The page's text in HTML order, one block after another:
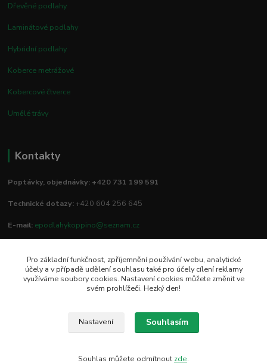
Dřevěné podlahy
Laminátové podlahy
Hybridní podlahy
Koberce metrážové
Kobercové čtverce
Umělé trávy
Kontakty
Poptávky, objednávky: +420 731 199 591
Technické dotazy:+420 604 256 645
E-mail: epodlahykoppino@seznam.cz
Prodejna/vzorkovna:
Studio Podlah
Mírové náměstí 16/15
Pro základní funkčnost, zpříjemnění používání webu, analytické
účely a v případě udělení souhlasu také pro účely cílení reklamy
využíváme soubory cookies. Nastavení cookies můžete změnit ve
svém prohlížeči. Hezký den!
Nastavení Souhlasím
Souhlas můžete odmítnout zde.